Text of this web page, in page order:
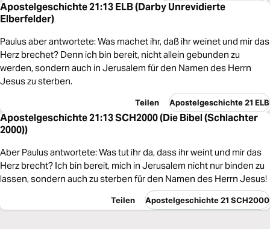
Apostelgeschichte 21:13 ELB (Darby Unrevidierte
Elberfelder)
Paulus aber antwortete: Was machet ihr, daß ihr weinet und mir das
Herz brechet? Denn ich bin bereit, nicht allein gebunden zu
werden, sondern auch in Jerusalem für den Namen des Herrn
Jesus zu sterben.
Teilen Apostelgeschichte 21 ELB
Apostelgeschichte 21:13 SCH2000 (Die Bibel (Schlachter
2000))
Aber Paulus antwortete: Was tut ihr da, dass ihr weint und mir das
Herz brecht? Ich bin bereit, mich in Jerusalem nicht nur binden zu
lassen, sondern auch zu sterben für den Namen des Herrn Jesus!
Teilen Apostelgeschichte 21 SCH2000